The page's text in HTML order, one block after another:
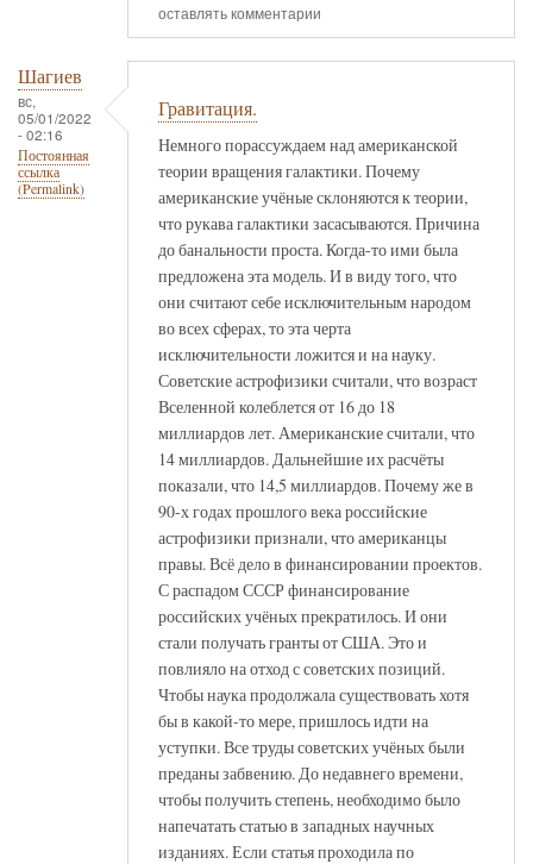
оставлять комментарии
Шагиев
вс,
05/01/2022
- 02:16
Постоянная
ссылка
(Permalink)
Гравитация.
Немного порассуждаем над американской
теории вращения галактики. Почему
американские учёные склоняются к теории,
что рукава галактики засасываются. Причина
до банальности проста. Когда-то ими была
предложена эта модель. И в виду того, что
они считают себе исключительным народом
во всех сферах, то эта черта
исключительности ложится и на науку.
Советские астрофизики считали, что возраст
Вселенной колеблется от 16 до 18
миллиардов лет. Американские считали, что
14 миллиардов. Дальнейшие их расчёты
показали, что 14,5 миллиардов. Почему же в
90-х годах прошлого века российские
астрофизики признали, что американцы
правы. Всё дело в финансировании проектов.
С распадом СССР финансирование
российских учёных прекратилось. И они
стали получать гранты от США. Это и
повлияло на отход с советских позиций.
Чтобы наука продолжала существовать хотя
бы в какой-то мере, пришлось идти на
уступки. Все труды советских учёных были
преданы забвению. До недавнего времени,
чтобы получить степень, необходимо было
напечатать статью в западных научных
изданиях. Если статья проходила по